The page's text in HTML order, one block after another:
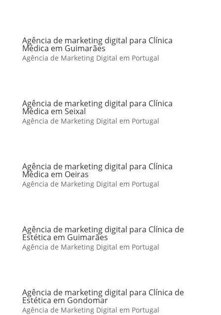
Agência de marketing digital para Clínica
Médica em Guimarães
Agência de Marketing Digital em Portugal
Agência de marketing digital para Clínica
Médica em Seixal
Agência de Marketing Digital em Portugal
Agência de marketing digital para Clínica
Médica em Oeiras
Agência de Marketing Digital em Portugal
Agência de marketing digital para Clínica de
Estética em Guimarães
Agência de Marketing Digital em Portugal
Agência de marketing digital para Clínica de
Estética em Gondomar
Agência de Marketing Digital em Portugal